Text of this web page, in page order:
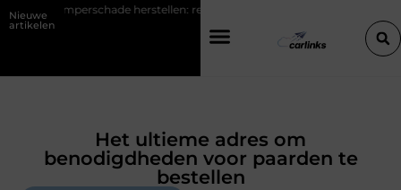
Nieuwe
artikelen
herstellen: repareren of de bumper vervangen?
Het ultieme adres om
benodigdheden voor paarden te
bestellen